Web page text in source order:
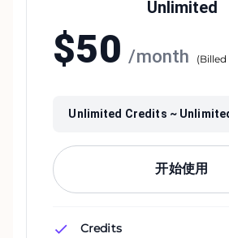
Unlimited
$50 /month (
Unlimited Credits ~
开始使用
Credits